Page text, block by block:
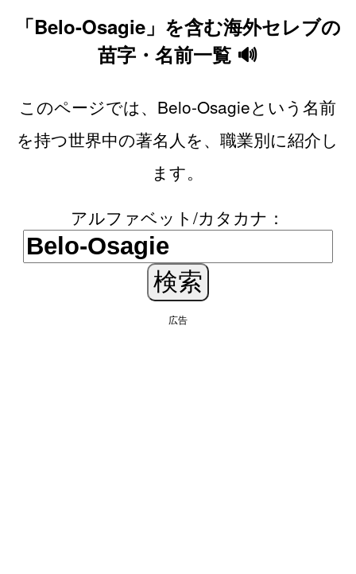
「Belo-Osagie」を含む海外セレブの
苗字・名前一覧 🔊
このページでは、Belo-Osagieという名前
を持つ世界中の著名人を、職業別に紹介し
ます。
アルファベット/カタカナ：
広告